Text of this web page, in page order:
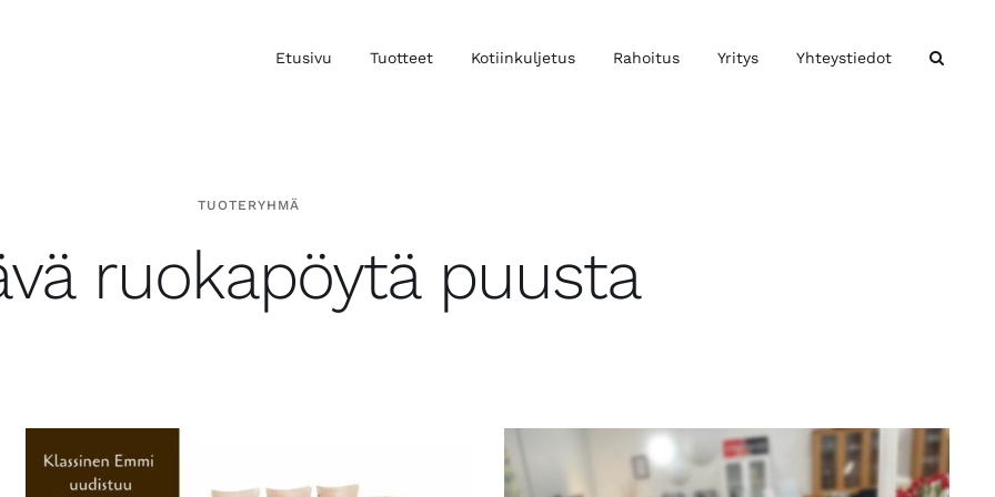
Etusivu Tuotteet Kotiinkuljetus Rahoitus Yritys Yhteystiedot
TUOTERYHMÄ
ruokapöytä puusta